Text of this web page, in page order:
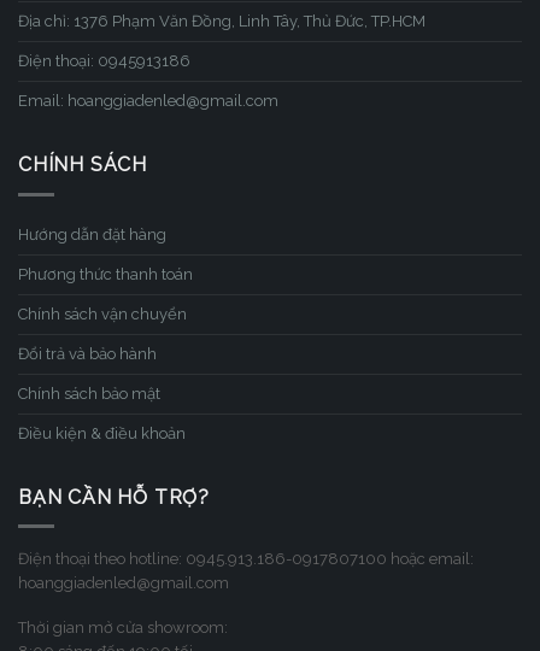
Địa chỉ: 1376 Phạm Văn Đồng, Linh Tây, Thủ Đức, TP.HCM
Điện thoại: 0945913186
Email: hoanggiadenled@gmail.com
CHÍNH SÁCH
Hướng dẫn đặt hàng
Phương thức thanh toán
Chính sách vận chuyển
Đổi trả và bảo hành
Chính sách bảo mật
Điều kiện & điều khoản
BẠN CẦN HỖ TRỢ?
Điện thoại theo hotline: 0945.913.186-0917807100 hoặc email:
hoanggiadenled@gmail.com
Thời gian mở cửa showroom: